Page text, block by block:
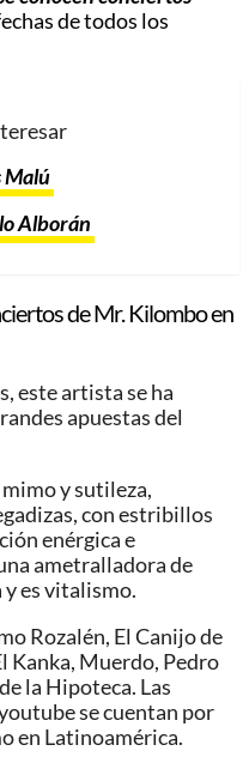
de todos los
Malú
Alborán
de Mr. Kilombo en
este artista se ha
apuestas del
y sutileza,
con estribillos
enérgica e
ametralladora de
y es vitalismo.
Rozalén, El Canijo de
Kanka, Muerdo, Pedro
la Hipoteca. Las
se cuentan por
en Latinoamérica.